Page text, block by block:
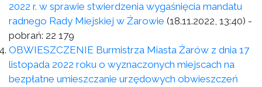
2022 r. w sprawie stwierdzenia wygaśnięcia mandatu
radnego Rady Miejskiej w Żarowie (18.11.2022, 13:40) -
pobrań: 22 179
OBWIESZCZENIE Burmistrza Miasta Żarów z dnia 17
listopada 2022 roku o wyznaczonych miejscach na
bezpłatne umieszczanie urzędowych obwieszczeń